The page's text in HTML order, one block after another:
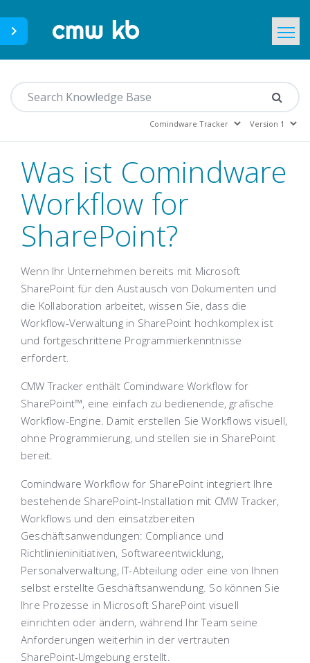
Was ist Comindware
Workflow for
SharePoint?
Wenn Ihr Unternehmen bereits mit Microsoft
SharePoint für den Austausch von Dokumenten und
die Kollaboration arbeitet, wissen Sie, dass die
Workflow-Verwaltung in SharePoint hochkomplex ist
und fortgeschrittene Programmierkenntnisse
erfordert.
CMW Tracker enthält Comindware Workflow for
SharePoint™, eine einfach zu bedienende, grafische
Workflow-Engine. Damit erstellen Sie Workflows visuell,
ohne Programmierung, und stellen sie in SharePoint
bereit.
Comindware Workflow for SharePoint integriert Ihre
bestehende SharePoint-Installation mit CMW Tracker,
Workflows und den einsatzbereiten
Geschäftsanwendungen: Compliance und
Richtlinieninitiativen, Softwareentwicklung,
Personalverwaltung, IT-Abteilung oder eine von Ihnen
selbst erstellte Geschäftsanwendung. So können Sie
Ihre Prozesse in Microsoft SharePoint visuell
einrichten oder ändern, während Ihr Team seine
Anforderungen weiterhin in der vertrauten
SharePoint-Umgebung erstellt.